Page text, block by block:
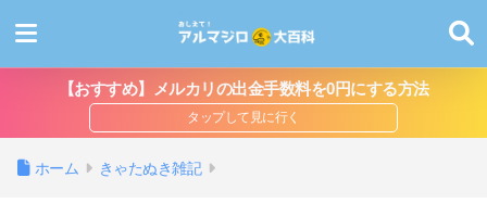
【おすすめ】メルカリの出金手数料を0円にする方法
ホーム きゃたぬき雑記